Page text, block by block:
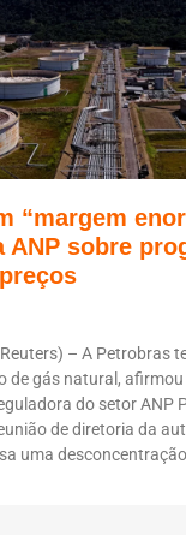
“margem
sobre
– A Petrobras
de gás natural,
do setor ANP
de diretoria da
uma